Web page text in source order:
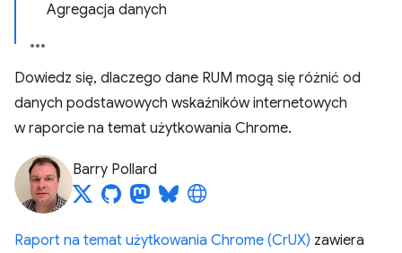
Agregacja danych
Dowiedz się, dlaczego dane RUM mogą się różnić od
danych podstawowych wskaźników internetowych
w raporcie na temat użytkowania Chrome.
Barry Pollard
Raport na temat użytkowania Chrome (CrUX) zawiera